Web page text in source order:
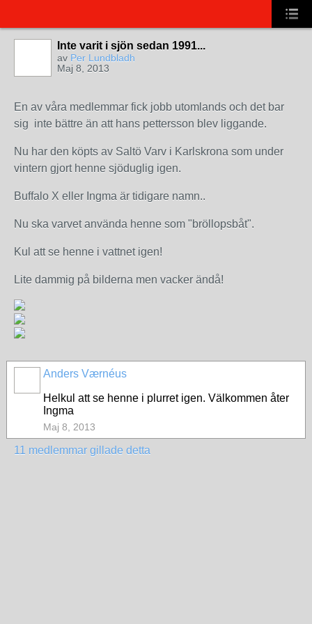
Inte varit i sjön sedan 1991...
av Per Lundbladh
Maj 8, 2013
En av våra medlemmar fick jobb utomlands och det bar
sig inte bättre än att hans pettersson blev liggande.
Nu har den köpts av Saltö Varv i Karlskrona som under
vintern gjort henne sjöduglig igen.
Buffalo X eller Ingma är tidigare namn..
Nu ska varvet använda henne som "bröllopsbåt".
Kul att se henne i vattnet igen!
Lite dammig på bilderna men vacker ändå!
Anders Værnéus
Helkul att se henne i plurret igen. Välkommen åter
Ingma
Maj 8, 2013
11 medlemmar gillade detta